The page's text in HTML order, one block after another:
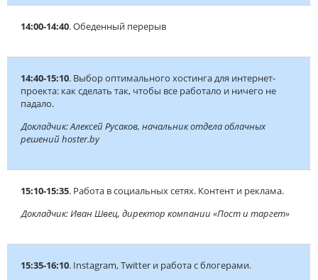
14:00-14:40. Обеденный перерыв
14:40-15:10. Выбор оптимального хостинга для интернет-
проекта: как сделать так, чтобы все работало и ничего не
падало.
Докладчик: Алексей Русаков, начальник отдела облачных
решений hoster.by
15:10-15:35. Работа в социальных сетях. Контент и реклама.
Докладчик: Иван Швец, директор компании «Пост и таргет»
15:35-16:10. Instagram, Twitter и работа с блогерами.